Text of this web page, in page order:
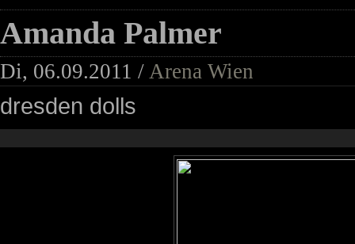
Amanda Palmer
Di, 06.09.2011 / Arena Wien
dresden dolls